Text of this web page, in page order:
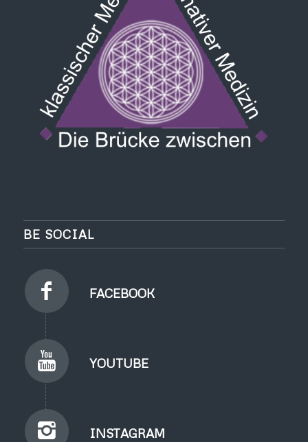
BE SOCIAL
FACEBOOK
YOUTUBE
INSTAGRAM